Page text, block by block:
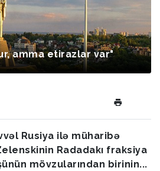
amma etirazlar var"
Rusiya ilə müharibə
Radadakı fraksiya
mövzularından birinin...